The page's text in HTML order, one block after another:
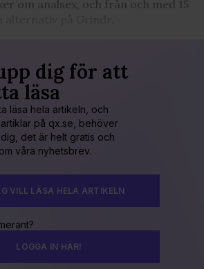
om analsex, och från och med 15
dig för att
läsa
läsa hela artikeln, och
på qx.se, behöver
det är helt gratis och
våra nyhetsbrev.
VILL LÄSA HELA ARTIKELN
LOGGA IN HÄR!